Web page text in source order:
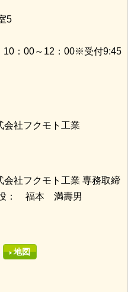
5
10：00～12：00※受付9:45
社フクモト工業
社フクモト工業 専務取締
： 福本 満壽男
地図